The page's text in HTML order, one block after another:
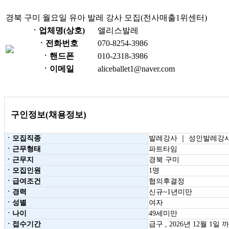
경북 구미 월요일 유아 발레 강사 모집(전사매출1위센터)
ㆍ업체명(상호)
앨리스발레
ㆍ전화번호
070-8254-3986
ㆍ핸드폰
010-2318-3986
ㆍ이메일
aliceballet1@naver.com
구인정보(채용정보)
ㆍ모집직종
발레강사 ｜ 성인발레강
ㆍ근무형태
파트타임
ㆍ근무지
경북 구미
ㆍ모집인원
1명
ㆍ급여조건
협의후결정
ㆍ경력
신규~1년미만
ㆍ성별
여자
ㆍ나이
49세미만
ㆍ접수기간
급구 , 2026년 12월 1일 까